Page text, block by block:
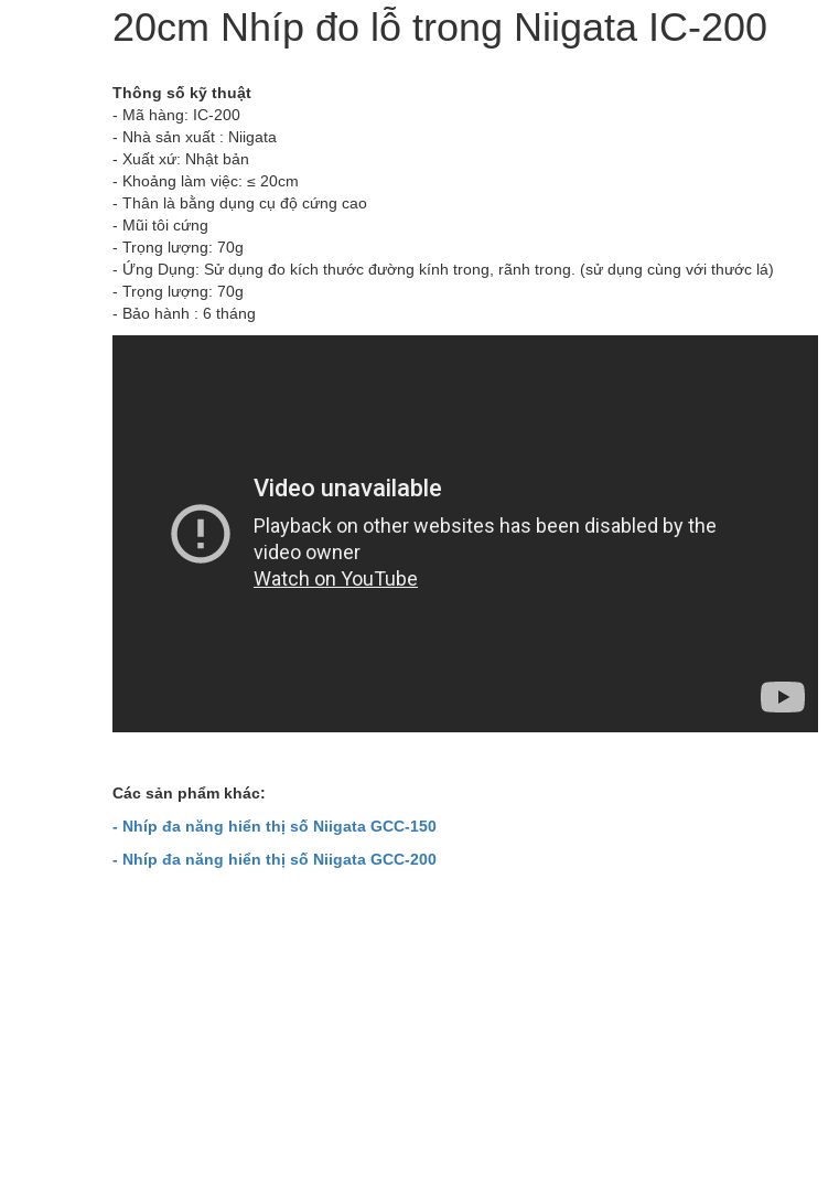
20cm Nhíp đo lỗ trong Niigata IC-200
Thông số kỹ thuật
- Mã hàng: IC-200
- Nhà sản xuất : Niigata
- Xuất xứ: Nhật bản
- Khoảng làm việc: ≤ 20cm
- Thân là bằng dụng cụ độ cứng cao
- Mũi tôi cứng
- Trọng lượng: 70g
- Ứng Dụng: Sử dụng đo kích thước đường kính trong, rãnh trong. (sử dụng cùng với thước lá)
- Trọng lượng: 70g
- Bảo hành : 6 tháng
Các sản phẩm khác:
- Nhíp đa năng hiển thị số Niigata GCC-150
- Nhíp đa năng hiển thị số Niigata GCC-200